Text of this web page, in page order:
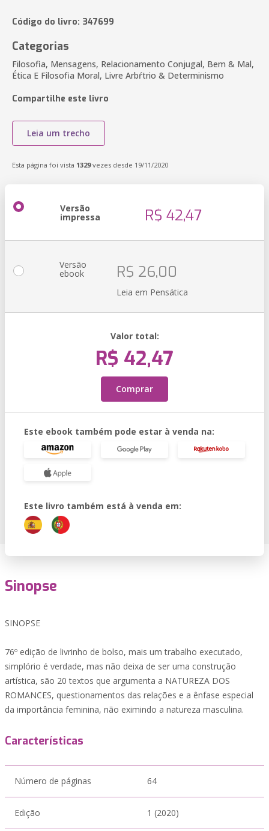
Código do livro: 347699
Categorias
Filosofia, Mensagens, Relacionamento Conjugal, Bem & Mal,
Ética E Filosofia Moral, Livre Arbŕtrio & Determinismo
Compartilhe este livro
Leia um trecho
Esta página foi vista 1329vezes desde 19/11/2020
Versão
impressa R$ 42,47
Versão
ebook R$ 26,00
Leia em Pensática
Valor total:
R$ 42,47
Comprar
Este ebook também pode estar à venda na:
Este livro também está à venda em:
Sinopse
SINOPSE
76º edição de livrinho de bolso, mais um trabalho executado,
simplório é verdade, mas não deixa de ser uma construção
artística, são 20 textos que argumenta a NATUREZA DOS
ROMANCES, questionamentos das relações e a ênfase especial
da importância feminina, não eximindo a natureza masculina.
Características
Número de páginas 64
Edição 1 (2020)